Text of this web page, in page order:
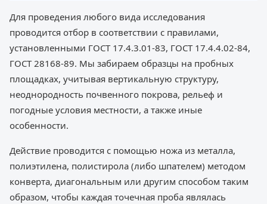
Для проведения любого вида исследования
проводится отбор в соответствии с правилами,
установленными ГОСТ 17.4.3.01-83, ГОСТ 17.4.4.02-84,
ГОСТ 28168-89. Мы забираем образцы на пробных
площадках, учитывая вертикальную структуру,
неоднородность почвенного покрова, рельеф и
погодные условия местности, а также иные
особенности.
Действие проводится с помощью ножа из металла,
полиэтилена, полистирола (либо шпателем) методом
конверта, диагональным или другим способом таким
образом, чтобы каждая точечная проба являлась